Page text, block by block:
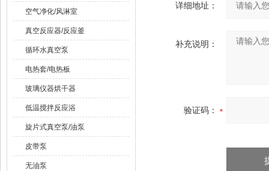
空气净化/风淋室
真空反应器/反应釜
循环水真空泵
电热套/电热板
玻璃仪器烘干器
低温搅拌反应浴
旋片式真空泵/油泵
皮带泵
无油泵
详细地址：
补充说明：
验证码：